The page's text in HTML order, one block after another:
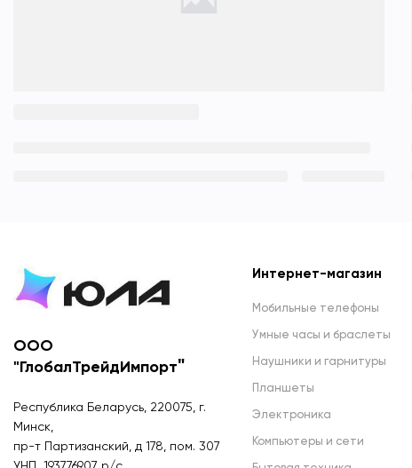
ООО
"ГлобалТрейдИмпорт"
Республика Беларусь, 220075, г.
Минск,
пр-т Партизанский, д 178, пом. 307
Интернет-магазин
Мобильные телефоны
Умные часы и браслеты
Наушники и гарнитуры
Планшеты
Электроника
Компьютеры и сети